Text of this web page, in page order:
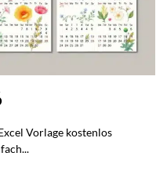
Vorlage kostenlos